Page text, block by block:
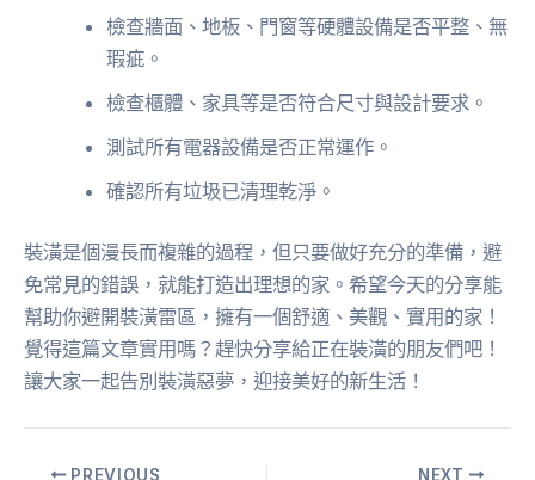
檢查牆面、地板、門窗等硬體設備是否平整、無
瑕疵。
檢查櫃體、家具等是否符合尺寸與設計要求。
測試所有電器設備是否正常運作。
確認所有垃圾已清理乾淨。
裝潢是個漫長而複雜的過程，但只要做好充分的準備，避
免常見的錯誤，就能打造出理想的家。希望今天的分享能
幫助你避開裝潢雷區，擁有一個舒適、美觀、實用的家！
覺得這篇文章實用嗎？趕快分享給正在裝潢的朋友們吧！
讓大家一起告別裝潢惡夢，迎接美好的新生活！
PREVIOUS NEXT